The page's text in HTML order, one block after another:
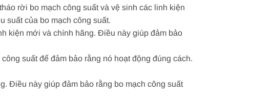
rời bo mạch công suất và vệ sinh các linh kiện
suất của bo mạch công suất.
kiện mới và chính hãng. Điều này giúp đảm bảo
suất để đảm bảo rằng nó hoạt động đúng cách.
Điều này giúp đảm bảo rằng bo mạch công suất